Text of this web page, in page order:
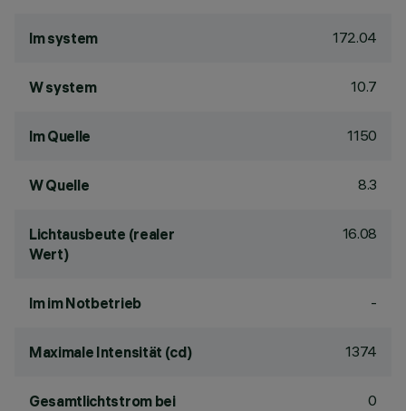
lm system 172.04
W system 10.7
lm Quelle 1150
W Quelle 8.3
Lichtausbeute (realer
Wert)
16.08
lm im Notbetrieb -
Maximale Intensität (cd) 1374
Gesamtlichtstrom bei
0